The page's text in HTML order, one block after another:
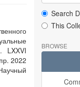
LXXVI
2022
Search
This
BROWSE